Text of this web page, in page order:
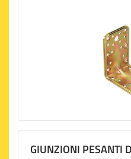
GIUNZIONI PESANTI